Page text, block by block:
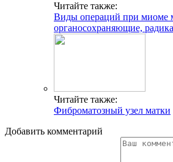
Читайте также:
Виды операций при миоме
органосохраняющие,
Читайте также:
Фиброматозный узел матки
Добавить комментарий